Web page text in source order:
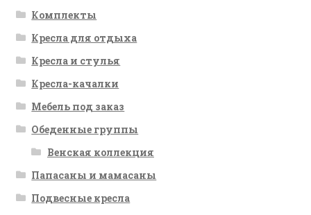
Комплекты
Кресла для отдыха
Кресла и стулья
Кресла-качалки
Мебель под заказ
Обеденные группы
Венская коллекция
Папасаны и мамасаны
Подвесные кресла